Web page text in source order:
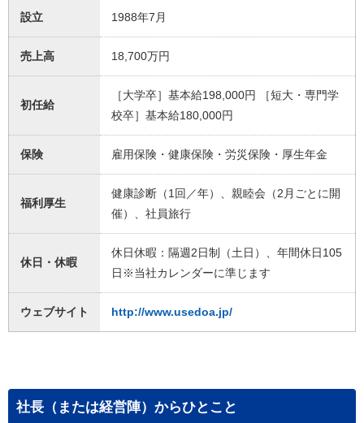
設立 1988年7月
売上高 18,700万円
初任給
［大学卒］基本給198,000円 ［短大・専門学
校卒］基本給180,000円
保険 雇用保険・健康保険・労災保険・厚生年金
福利厚生
健康診断（1回／年）、親睦会（2月ごとに開
催）、社員旅行
休日・休暇
休日休暇：隔週2日制（土日）、年間休日105
日※当社カレンダーに準じます
ウェブサイト http://www.usedoa.jp/
社長（または経営陣）からひとこと